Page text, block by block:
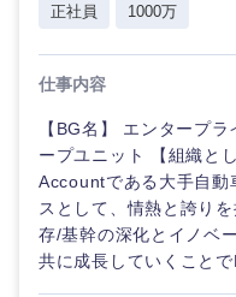
正社員 1000万
仕事内容
【BG名】 エンタープ
ープユニット 【組織と
Accountである大手自動
スとして、情熱と誇り
存/基幹の深化とイノベ
共に成長していくこと